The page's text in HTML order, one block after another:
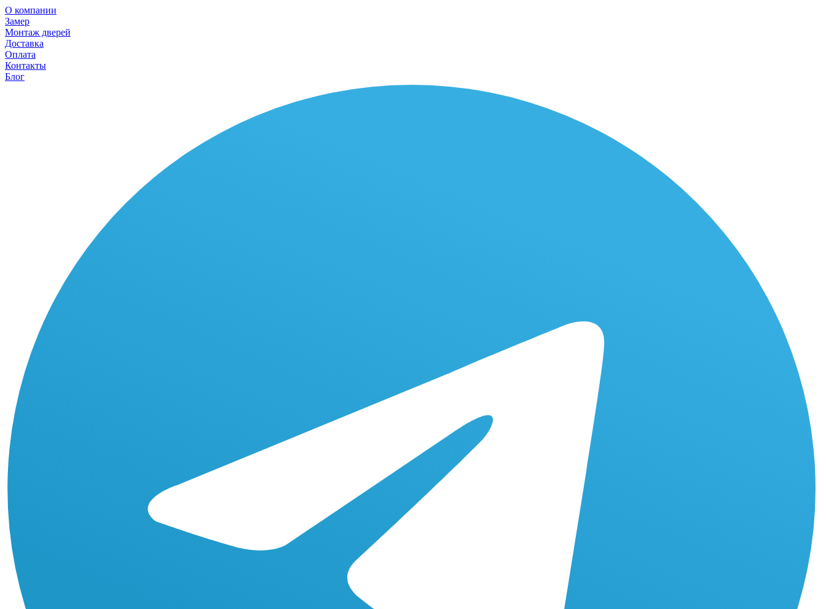
О компании
Замер
Монтаж дверей
Доставка
Оплата
Контакты
Блог